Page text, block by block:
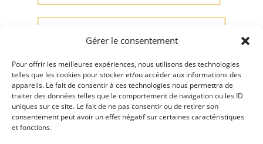
Gérer le consentement
Pour offrir les meilleures expériences, nous utilisons des technologies
telles que les cookies pour stocker et/ou accéder aux informations des
appareils. Le fait de consentir à ces technologies nous permettra de
traiter des données telles que le comportement de navigation ou les ID
uniques sur ce site. Le fait de ne pas consentir ou de retirer son
consentement peut avoir un effet négatif sur certaines caractéristiques
et fonctions.Envoi